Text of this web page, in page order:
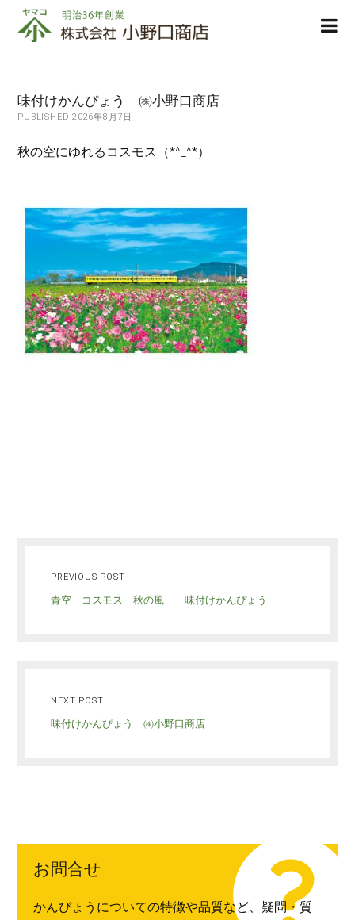
株
式
小
野
商
味付けかんぴょう ㈱小野口商店
PUBLISHED 2026年8月7日
秋の空にゆれるコスモス（*^_^*）
PREVIOUS POST
青空 コスモス 秋の風 味付けかんぴょう
NEXT POST
味付けかんぴょう ㈱小野口商店
お問合せ
かんぴょうについての特徴や品質など、疑問・質